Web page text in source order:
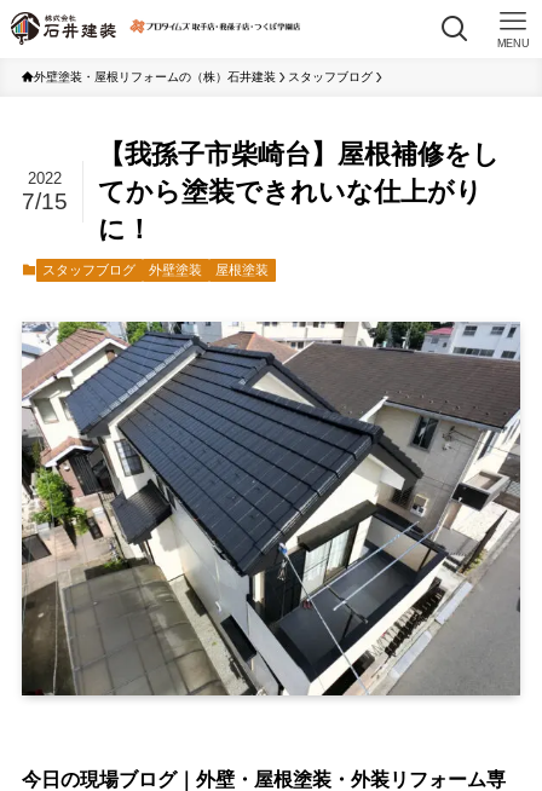
MENU
外壁塗装・屋根リフォームの（株）石井建装 スタッフブログ
【我孫子市柴崎台】屋根補修をし
てから塗装できれいな仕上がり
に！
2022
7/15
スタッフブログ 外壁塗装 屋根塗装
今日の現場ブログ｜外壁・屋根塗装・外装リフォーム専